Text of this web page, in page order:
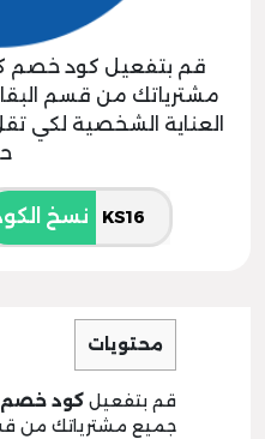
مشترياتك من قسم
العناية الشخصية لكي
نسخ
محتويات
قم بتفعيل كود خصم
جميع مشترياتك من